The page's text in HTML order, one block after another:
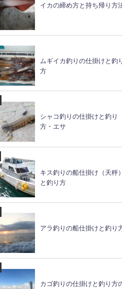
ウナギの持ち帰り方と泥ぬき
イカの締め方と持ち帰り方法
ムギイカ釣りの仕掛けと釣り